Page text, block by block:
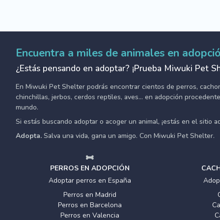
Encuentra a miles de animales en
¿Estás pensando en adoptar? ¡Prueba Miwuki Pet
En Miwuki Pet Shelter podrás encontrar cientos de perros,
chinchillas, jerbos, cerdos reptiles, aves... en adopción
mundo.
Si estás buscando adoptar o acoger un animal, ¡estás en el sitio
Adopta. Salva una vida, gana un amigo. Con Miwuki Pet Shelter.
PERROS EN ADOPCIÓN
Adoptar perros en España
Perros en Madrid
Perros en Barcelona
Perros en Valencia